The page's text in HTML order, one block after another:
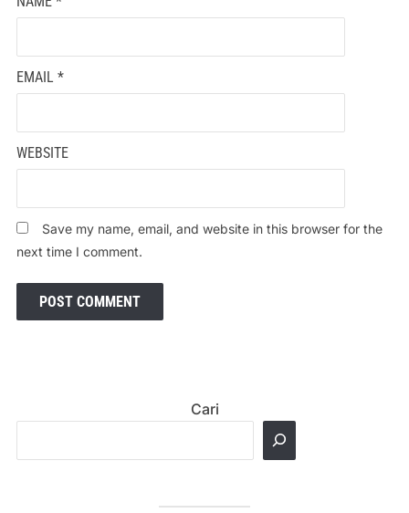
EMAIL *
WEBSITE
Save my name, email, and website in this browser for the
next time I comment.
Cari